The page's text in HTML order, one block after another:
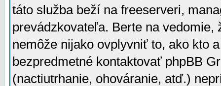
táto služba beží na freeserveri,
prevádzkovateľa. Berte na vedomie,
nemôže nijako ovplyvniť to, ako kto
bezpredmetné kontaktovať phpBB
(nactiutrhanie, ohováranie, atď.)